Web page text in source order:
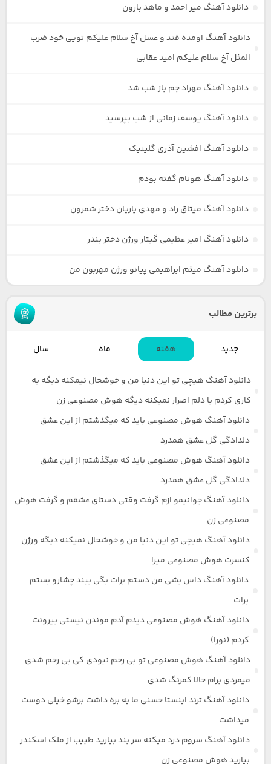
دانلود آهنگ میر احمد و ماهد بارون
دانلود آهنگ اومده قند و عسل آخ سلام علیکم تویی خود ضرب
المثل آخ سلام علیکم امید عقابی
دانلود آهنگ مهراد جم باز شب شد
دانلود آهنگ یوسف زمانی از شب بپرسید
دانلود آهنگ افشین آذری گلینیک
دانلود آهنگ هونام گفته بودم
دانلود آهنگ میثاق راد و مهدی یاریان دختر شمرون
دانلود آهنگ امیر عظیمی گیتار ورژن دختر بندر
دانلود آهنگ میثم ابراهیمی پیانو ورژن مهربون من
برترین مطالب
جدید هفته ماه سال
دانلود آهنگ هیچی تو این دنیا من و خوشحال نیمکنه دیگه یه
کاری کردم با دلم اصرار نمیکنه دیگه هوش مصنوعی زن
دانلود آهنگ هوش مصنوعی باید که میگذشتم از این عشق
دلدادگی گل عشق همدرد
دانلود آهنگ هوش مصنوعی باید که میگذشتم از این عشق
دلدادگی گل عشق همدرد
دانلود آهنگ جوانیمو ازم گرفت وقتی دستای عشقم و گرفت هوش
مصنوعی زن
دانلود آهنگ هیچی تو این دنیا من و خوشحال نمیکنه دیگه ورژن
کنسرت هوش مصنوعی میرا
دانلود آهنگ داس بشی من دستم برات بگی ببند چشارو بستم
برات
دانلود آهنگ هوش مصنوعی دیدم آدم موندن نیستی بیرونت
کردم (نورا)
دانلود آهنگ هوش مصنوعی تو بی رحم نبودی کی بی رحم شدی
میمردی برام حالا کمرنگ شدی
دانلود آهنگ ترند اینستا حسنی ما یه بره داشت برشو خیلی دوست
میداشت
دانلود آهنگ سروم درد میکنه سر بند بیارید طبیب از ملک اسکندر
بیارید هوش مصنوعی زن